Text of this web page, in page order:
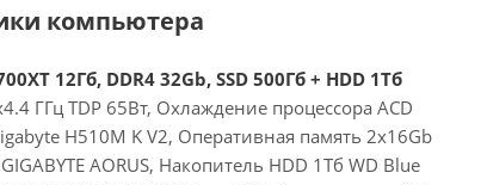
компьютера
12Гб, DDR4 32Gb, SSD 500Гб + HDD 1Тб
ГГц TDP 65Вт, Охлаждение процессора ACD
H510M K V2, Оперативная память 2x16Gb
AORUS, Накопитель HDD 1Тб WD Blue